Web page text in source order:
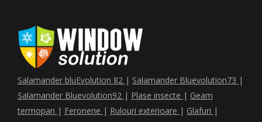
Salamander bluEvolution 82 | Salamander Bluevolution73 |
Salamander Bluevolution92 | Plase insecte | Geam
termopan | Feronerie | Rulouri exterioare | Glafuri |